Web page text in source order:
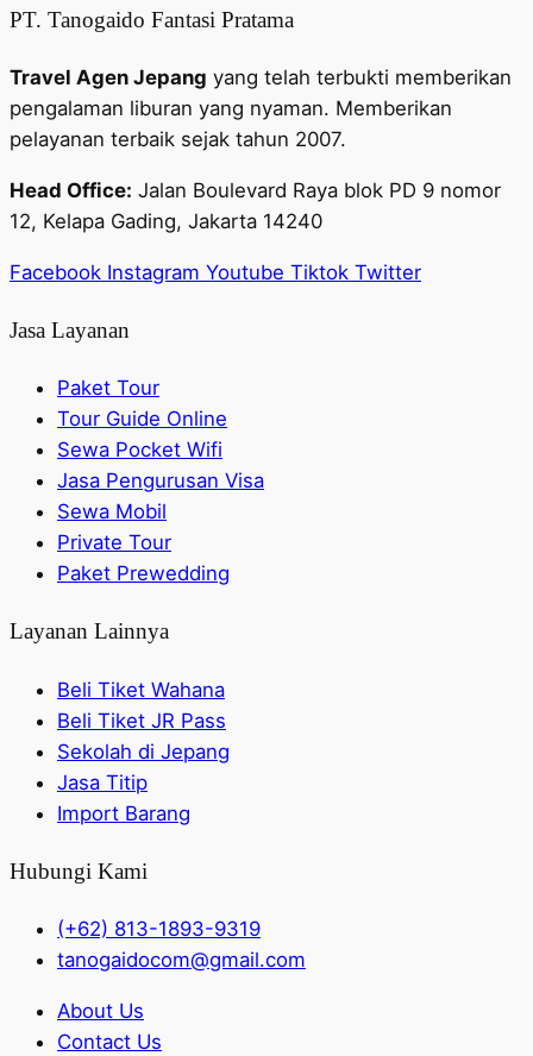
PT. Tanogaido Fantasi Pratama
Travel Agen Jepang yang telah terbukti memberikan
pengalaman liburan yang nyaman. Memberikan
pelayanan terbaik sejak tahun 2007.
Head Office: Jalan Boulevard Raya blok PD 9 nomor
12, Kelapa Gading, Jakarta 14240
Facebook Instagram Youtube Tiktok Twitter
Jasa Layanan
Paket Tour
Tour Guide Online
Sewa Pocket Wifi
Jasa Pengurusan Visa
Sewa Mobil
Private Tour
Paket Prewedding
Layanan Lainnya
Beli Tiket Wahana
Beli Tiket JR Pass
Sekolah di Jepang
Jasa Titip
Import Barang
Hubungi Kami
(+62) 813-1893-9319
tanogaidocom@gmail.com
About Us
Contact Us